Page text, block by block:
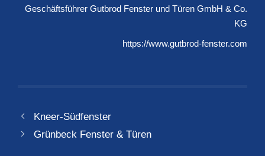
Geschäftsführer Gutbrod Fenster und Türen GmbH & Co.
KG
https://www.gutbrod-fenster.com
Kneer-Südfenster
Grünbeck Fenster & Türen